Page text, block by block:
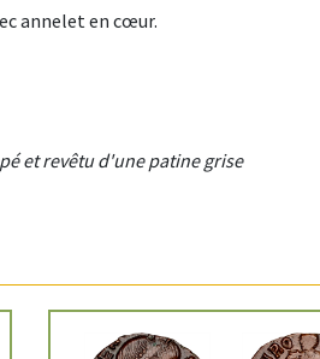
annelet en cœur.
et revêtu d'une patine grise